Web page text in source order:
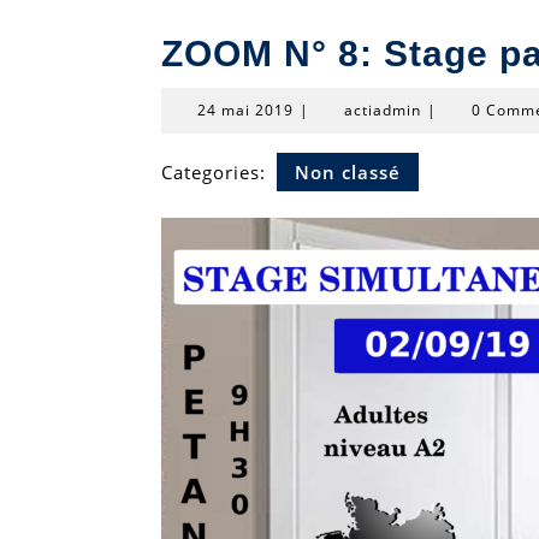
ZOOM N° 8: Stage
24 mai 2019 24
2019
| actiadmin actiadmin
| 0
Categories: Non classé